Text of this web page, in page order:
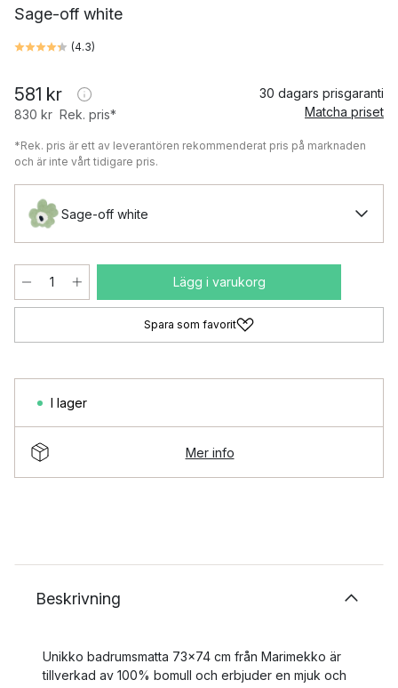
Sage-off white
(4.3)
581 kr
830 kr Rek. pris*
30 dagars prisgaranti
Matcha priset
*Rek. pris är ett av leverantören rekommenderat pris på marknaden
och är inte vårt tidigare pris.
Sage-off white
Lägg i varukorg
Spara som favorit
I lager
Mer info
Beskrivning
Unikko badrumsmatta 73x74 cm från Marimekko är
tillverkad av 100% bomull och erbjuder en mjuk och